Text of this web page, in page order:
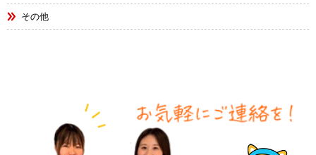
その他